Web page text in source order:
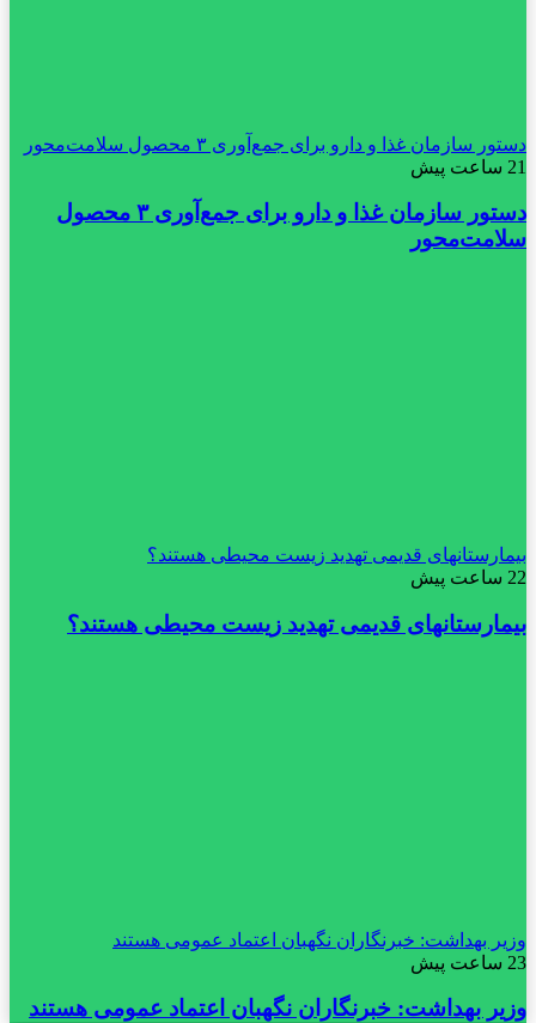
دستور سازمان غذا و دارو برای جمع‌آوری ۳ محصول سلامت‌محور
21 ساعت پیش
دستور سازمان غذا و دارو برای جمع‌آوری ۳ محصول
سلامت‌محور
بیمارستانهای قدیمی تهدید زیست محیطی هستند؟
22 ساعت پیش
بیمارستانهای قدیمی تهدید زیست محیطی هستند؟
وزیر بهداشت: خبرنگاران نگهبان اعتماد عمومی هستند
23 ساعت پیش
وزیر بهداشت: خبرنگاران نگهبان اعتماد عمومی هستند